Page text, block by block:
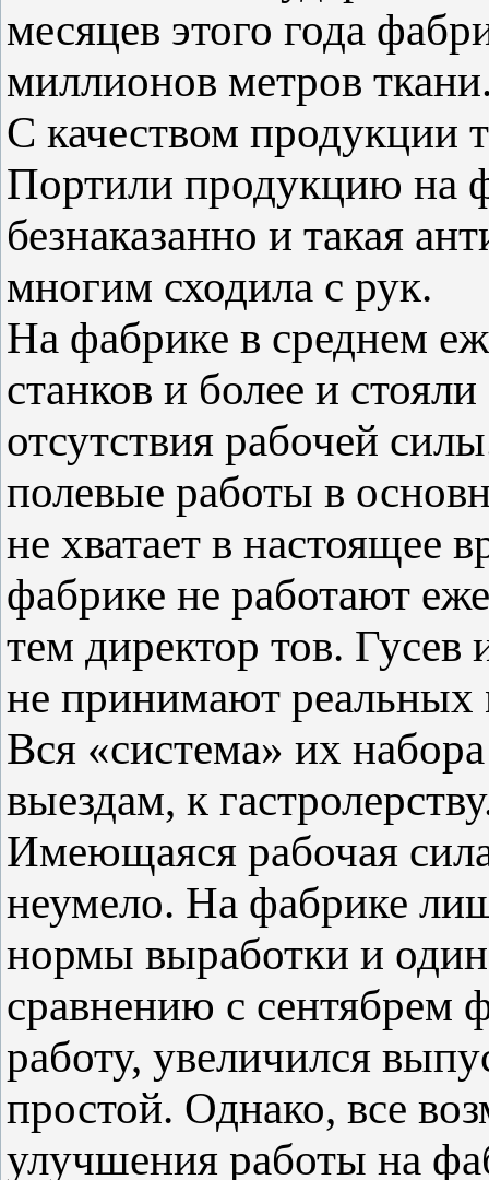
месяцев этого года
миллионов метров
С качеством продукции
Портили продукцию на
безнаказанно и такая
многим сходила с рук.
На фабрике в среднем
станков и более и
отсутствия рабочей
полевые работы в
не хватает в настоящее
фабрике не работают
тем директор тов. Гусев
не принимают реальных
Вся «система» их
выездам, к
Имеющаяся рабочая
неумело. На фабрике
нормы выработки и
сравнению с сентябрем
работу, увеличился
простой. Однако, все
улучшения работы на